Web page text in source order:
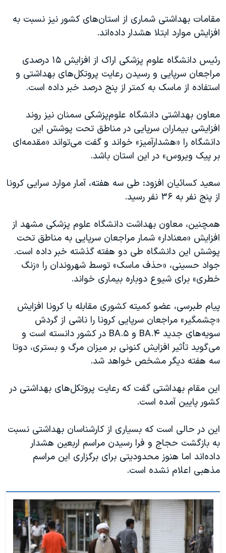
مقامات بهداشتی شماری از استان‌های‌ کشور نیز نسبت به
افزایش موارد ابتلا هشدار داده‌اند.
رئیس دانشگاه علوم پزشکی اراک از افزایش ۱۵ درصدی
مراجعان سرپایی و رسیدن رعایت پروتکل‌های بهداشتی و
استفاده از ماسک به کمتر از پنج درصد خبر داده است.
معاون بهداشتی دانشگاه علوم‌پزشکی سمنان نیز روند
افزایشی بیماران سرپایی در مناطق تحت پوشش این
دانشگاه را «هشدارآمیز» خواند و گفت می‌تواند «مقدمه‌ای
بر پیک ویروس» در این استان باشد.
سعید کسائیان افزود: طی سه هفته، آمار موارد سر‌‌ایی کرونا
از پنج نفر به ۳۶ نفر رسید.
همچنین، معاون بهداشت دانشگاه علوم پزشکی مشهد از
افزایش «معنادار» شمار مراجعان سرپایی ‌به مناطق تحت
پوشش این دانشگاه طی دو هفته گذشته خبر داده است.
جواد حسینی، «حذف ماسک» توسط شهروندان را «زنگ
خطری» برای شیوع دوباره بیماری خواند.
پیام طبرسی، عضو کمیته کشوری مقابله با کرونا افزایش
«چشمگیر» مراجعان سرپایی کرونا را ناشی از‌ گردش
سویه‌های‌ جدید BA.۴ و BA.۵ در کشور دانسته است و
می‌گوید تأثیر افزایش کنونی بر میزان مرگ و بستری، دو‌تا
سه هفته دیگر مشخص خواهد شد.
این مقام بهداشتی گفت که رعایت پروتکل‌های بهداشتی در
کشور پایین آمده است.
این در حالی است که بسیاری از کارشناسان بهداشتی نسبت
به بازگشت حجاج و فرا رسیدن مراسم اربعین هشدار
داده‌اند اما هنوز محدودیتی برای برگزاری این مراسم
مذهبی اعلام نشده است.